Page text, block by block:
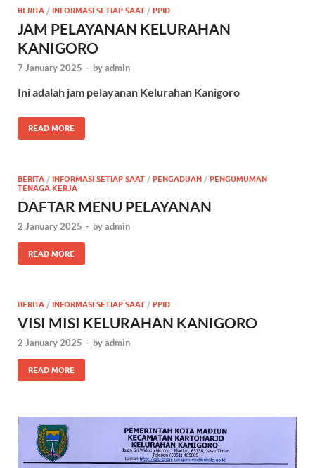
BERITA / INFORMASI SETIAP SAAT / PPID
JAM PELAYANAN KELURAHAN
KANIGORO
7 January 2025 - byadmin
Ini adalah jam pelayanan Kelurahan Kanigoro
READ MORE
BERITA / INFORMASI SETIAP SAAT / PENGADUAN / PENGUMUMAN
TENAGA KERJA
DAFTAR MENU PELAYANAN
2 January 2025 - byadmin
READ MORE
BERITA / INFORMASI SETIAP SAAT / PPID
VISI MISI KELURAHAN KANIGORO
2 January 2025 - byadmin
READ MORE